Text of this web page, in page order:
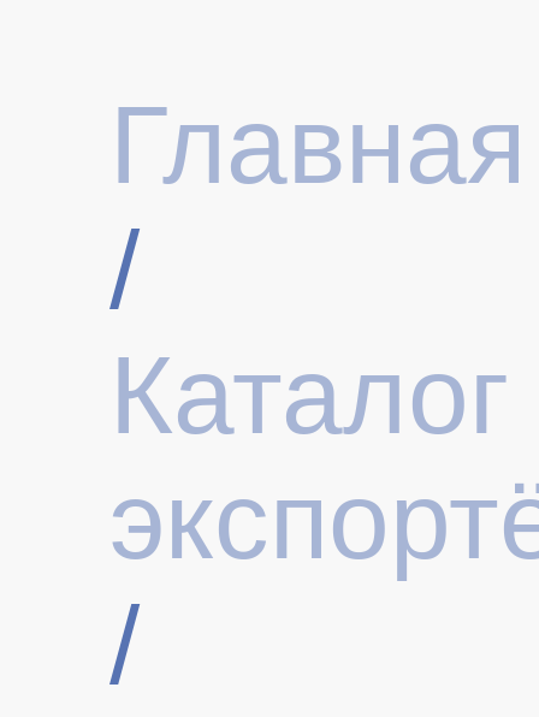
Главная
/
Каталог
/